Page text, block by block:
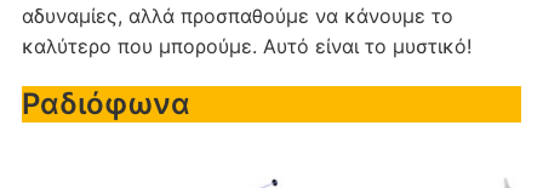
αδυναμίες, αλλά προσπαθούμε να κάνουμε το
καλύτερο που μπορούμε. Αυτό είναι το μυστικό!
Ραδιόφωνα